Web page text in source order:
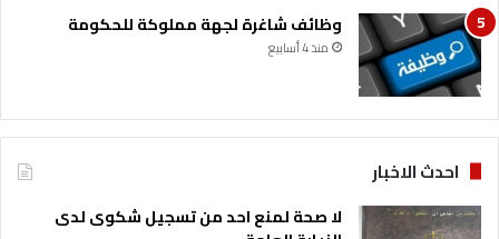
وظائف شاغرة لجهة مملوكة للحكومة
منذ 4 أسابيع
احدث الاخبار
لا صحة لمنع احد من تسجيل شكوى لدى